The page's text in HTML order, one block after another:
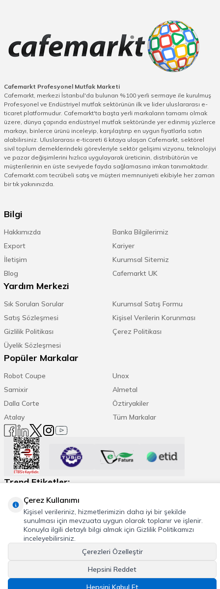
Cafemarkt Profesyonel Mutfak Marketi
Cafemarkt, merkezi İstanbul'da bulunan %100 yerli sermaye ile kurulmuş
Profesyonel ve Endüstriyel mutfak sektörünün ilk ve lider uluslararası e-
ticaret platformudur. Cafemarkt'ta başta yerli markaların tamamı olmak
üzere, dünya çapında endüstriyel mutfak sektöründe yer edinmiş yüzlerce
markayı, binlerce ürünü inceleyip, karşılaştırıp en uygun fiyatlarla satın
alabilirsiniz. Uluslararası e-ticareti 6 kıtaya ulaşan Cafemarkt, sektörel
sivil toplum derneklerindeki görevleriyle sektör gelişimi vizyonu, teknolojiyi
ve pazar değişimlerini hızlıca uygulayarak üreticinin, distribütörün ve
müşterilerinin en üste seviyede fayda sağlamasına imkan tanımaktadır.
Cafemarkt.com tecrübeli satış ve müşteri memnuniyeti ekibiyle her zaman
bir tık yakınınızda.
Bilgi
Hakkımızda
Banka Bilgilerimiz
Export
Kariyer
İletişim
Kurumsal Sitemiz
Blog
Cafemarkt UK
Yardım Merkezi
Sık Sorulan Sorular
Kurumsal Satış Formu
Satış Sözleşmesi
Kişisel Verilerin Korunması
Gizlilik Politikası
Çerez Politikası
Üyelik Sözleşmesi
Popüler Markalar
Robot Coupe
Unox
Samixir
Almetal
Dalla Corte
Öztiryakiler
Atalay
Tüm Markalar
Trend Etiketler:
Espresso Makinesi Kahve Öğütücü
© 2026 Cafemarkt, Tüm hakları saklıdır
E-TicaretSistemleriyle Hazırlanmıştır.
Çerez Kullanımı
Kişisel verileriniz, hizmetlerimizin daha iyi bir şekilde
sunulması için mevzuata uygun olarak toplanır ve işlenir.
Konuyla ilgili detaylı bilgi almak için Gizlilik Politikamızı
inceleyebilirsiniz.
Çerezleri Özelleştir
Hepsini Reddet
Hepsini Kabul Et